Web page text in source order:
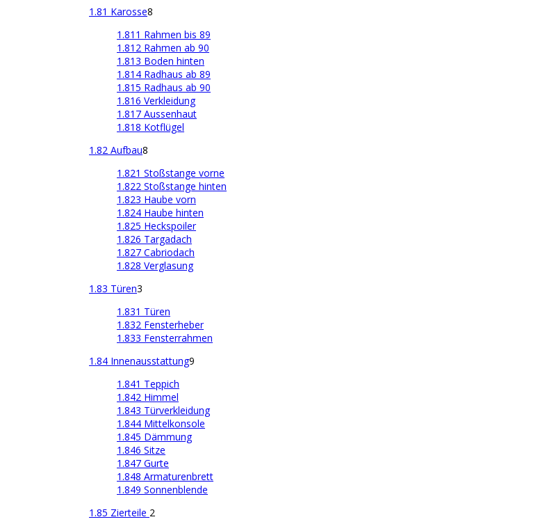
1.81 Karosse8
1.811 Rahmen bis 89
1.812 Rahmen ab 90
1.813 Boden hinten
1.814 Radhaus ab 89
1.815 Radhaus ab 90
1.816 Verkleidung
1.817 Aussenhaut
1.818 Kotflügel
1.82 Aufbau8
1.821 Stoßstange vorne
1.822 Stoßstange hinten
1.823 Haube vorn
1.824 Haube hinten
1.825 Heckspoiler
1.826 Targadach
1.827 Cabriodach
1.828 Verglasung
1.83 Türen3
1.831 Türen
1.832 Fensterheber
1.833 Fensterrahmen
1.84 Innenausstattung9
1.841 Teppich
1.842 Himmel
1.843 Türverkleidung
1.844 Mittelkonsole
1.845 Dämmung
1.846 Sitze
1.847 Gurte
1.848 Armaturenbrett
1.849 Sonnenblende
1.85 Zierteile 2